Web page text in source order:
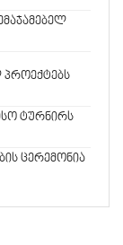
პროექტებს
ტურნირს
ცერემონია